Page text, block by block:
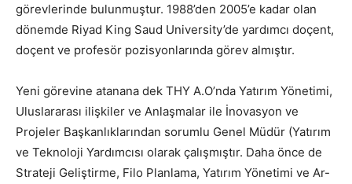
görevlerinde bulunmuştur. 1988’den 2005’e kadar olan
dönemde Riyad King Saud University’de yardımcı doçent,
doçent ve profesör pozisyonlarında görev almıştır.
Yeni görevine atanana dek THY A.O’nda Yatırım Yönetimi,
Uluslararası ilişkiler ve Anlaşmalar ile İnovasyon ve
Projeler Başkanlıklarından sorumlu Genel Müdür (Yatırım
ve Teknoloji Yardımcısı olarak çalışmıştır. Daha önce de
Strateji Geliştirme, Filo Planlama, Yatırım Yönetimi ve Ar-